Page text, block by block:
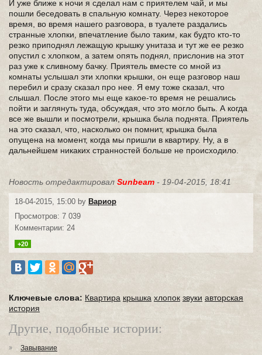
И уже ближе к ночи я сделал нам с приятелем чай, и мы
пошли беседовать в спальную комнату. Через некоторое
время, во время нашего разговора, в туалете раздались
странные хлопки, впечатление было таким, как будто кто-то
резко приподнял лежащую крышку унитаза и тут же ее резко
опустил с хлопком, а затем опять поднял, прислонив на этот
раз уже к сливному бачку. Приятель вместе со мной из
комнаты услышал эти хлопки крышки, он еще разговор наш
перебил и сразу сказал про нее. Я ему тоже сказал, что
слышал. После этого мы еще какое-то время не решались
пойти и заглянуть туда, обсуждая, что это могло быть. А когда
все же вышли и посмотрели, крышка была поднята. Приятель
на это сказал, что, насколько он помнит, крышка была
опущена на момент, когда мы пришли в квартиру. Ну, а в
дальнейшем никаких странностей больше не происходило.
Новость отредактировал Sunbeam - 19-04-2015, 18:41
18-04-2015, 15:00 by Вариор
Просмотров: 7 039
Комментарии: 24
+20
Ключевые слова: Квартира крышка хлопок звуки авторская
история
Другие, подобные истории:
Завывание